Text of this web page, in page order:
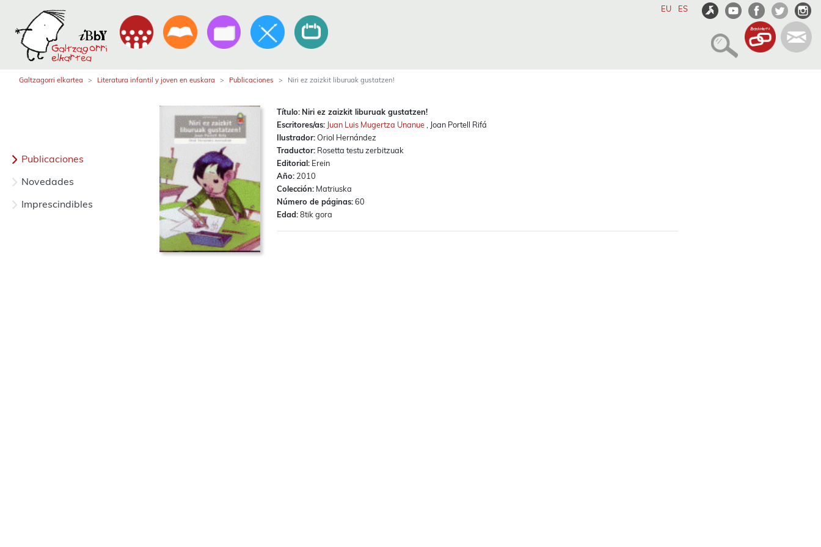
ES
EU
Galtzagorri elkartea Literatura infantil y joven en euskara Publicaciones Niri ez zaizkit liburuak gustatzen!
Publicaciones
Novedades
Imprescindibles
Título: Niri ez zaizkit liburuak gustatzen!
Escritores/as: Juan Luis Mugertza Unanue
, Joan Portell Rifá
Ilustrador:Oriol Hernández
Traductor: Rosetta testu zerbitzuak
Editorial: Erein
Año: 2010
Colección: Matriuska
Número de páginas:60
Edad:8tik gora